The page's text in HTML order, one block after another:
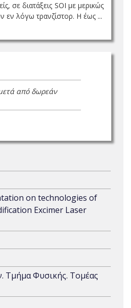
σε διατάξεις SOI με μερικώς
εν λόγω τρανζίστορ. Η έως ...
από δωρεάν
on technologies of
Excimer Laser
Τμήμα Φυσικής. Τομέας